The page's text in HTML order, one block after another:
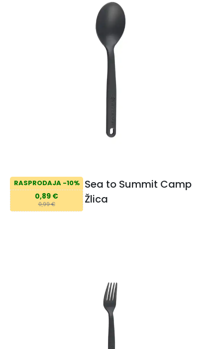
RASPRODAJA -10%
0,89 €
0,99 €
Sea to Summit Camp
Žlica